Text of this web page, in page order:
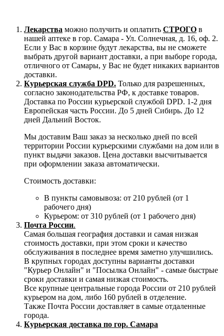
Лекарства можно получить и оплатить СТРОГО в
нашей аптеке в гор. Самара - Ул. Солнечная, д. 16, оф. 2.
Если у Вас в корзине будут лекарства, вы не сможете
выбрать другой вариант доставки, а при выборе города,
отличного от Самары, у Вас не будет никаких вариантов
доставки.
Курьерская служба DPD. Только для разрешенных,
согласно законодательства РФ, к доставке товаров.
Доставка по России курьерской службой DPD. 1-2 дня
Европейская часть России. До 5 дней Сибирь. До 12
дней Дальний Восток.
Мы доставим Ваш заказ за несколько дней по всей
территории России курьерскими службами на дом или в
пункт выдачи заказов. Цена доставки высчитывается
при оформлении заказа автоматически.
Стоимость доставки:
В пункты самовывоза: от 210 рублей (от 1
рабочего дня)
Курьером: от 310 рублей (от 1 рабочего дня)
Почта России.
Самая большая география доставки и самая низкая
стоимость доставки, при этом сроки и качество
обслуживания в последнее время заметно улучшились.
В крупных городах доступны варианты доставки
"Курьер Онлайн" и "Посылка Онлайн" - самые быстрые
сроки доставки и самая низкая стоимость.
Все крупные центральные города России от 210 рублей
курьером на дом, либо 160 рублей в отделение.
Также Почта России доставляет в самые отдаленные
города.
Курьерская доставка по гор. Самара